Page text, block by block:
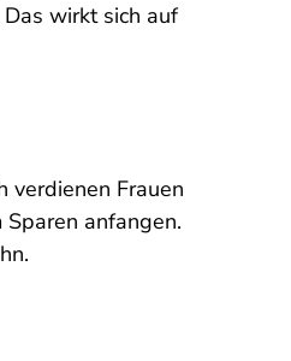
wirkt sich auf
verdienen Frauen
anfangen.